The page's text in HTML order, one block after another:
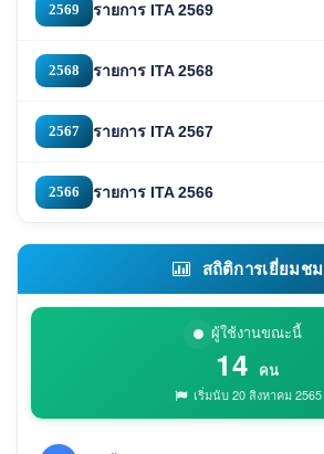
2569 รายการ ITA 2569
2568 รายการ ITA 2568
2567 รายการ ITA 2567
2566 รายการ ITA 2566
สถิติการเยี่ยมชม
ผู้ใช้งานขณะนี้
14 คน
เริ่มนับ 20 สิงหาคม 2565